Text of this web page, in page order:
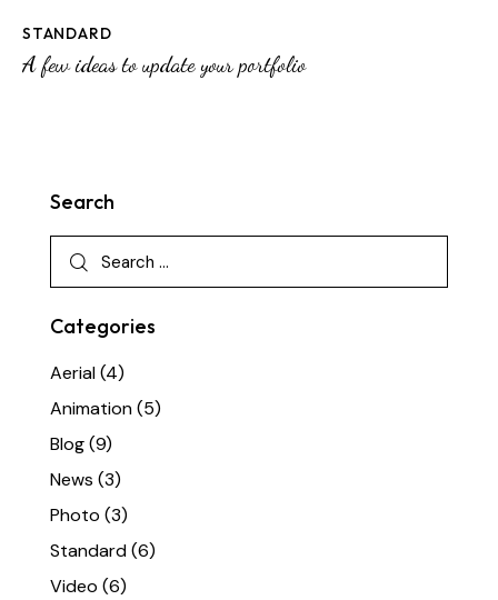
STANDARD
A few ideas to update your portfolio
Search
Categories
Aerial(4)
Animation(5)
Blog(9)
News (3)
Photo (3)
Standard(6)
Video (6)